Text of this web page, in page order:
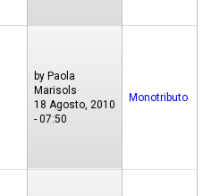
by Paola
Marisols
18 Agosto, 2010
- 07:50
Monotributo